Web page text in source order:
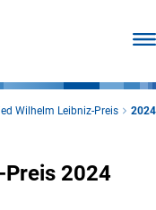
Wilhelm Leibniz-Preis 2024
2024